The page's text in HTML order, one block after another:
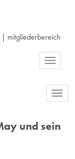
mitgliederbereich
Toggle
und sein